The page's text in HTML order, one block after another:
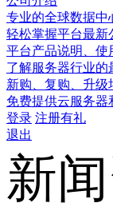
专业的全球数据中
轻松掌握平台最新
平台产品说明、使
了解服务器行业的
新购、复购、升级
免费提供云服务
登录 注册有礼
退出
新